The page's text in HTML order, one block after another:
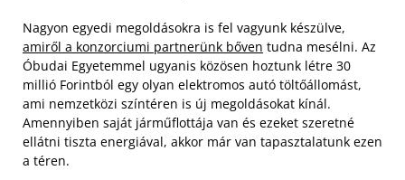
Nagyon egyedi megoldásokra is fel vagyunk készülve,
amiről a konzorciumi partnerünk bőven tudna mesélni. Az
Óbudai Egyetemmel ugyanis közösen hoztunk létre 30
millió Forintból egy olyan elektromos autó töltőállomást,
ami nemzetközi színtéren is új megoldásokat kínál.
Amennyiben saját járműflottája van és ezeket szeretné
ellátni tiszta energiával, akkor már van tapasztalatunk ezen
a téren.